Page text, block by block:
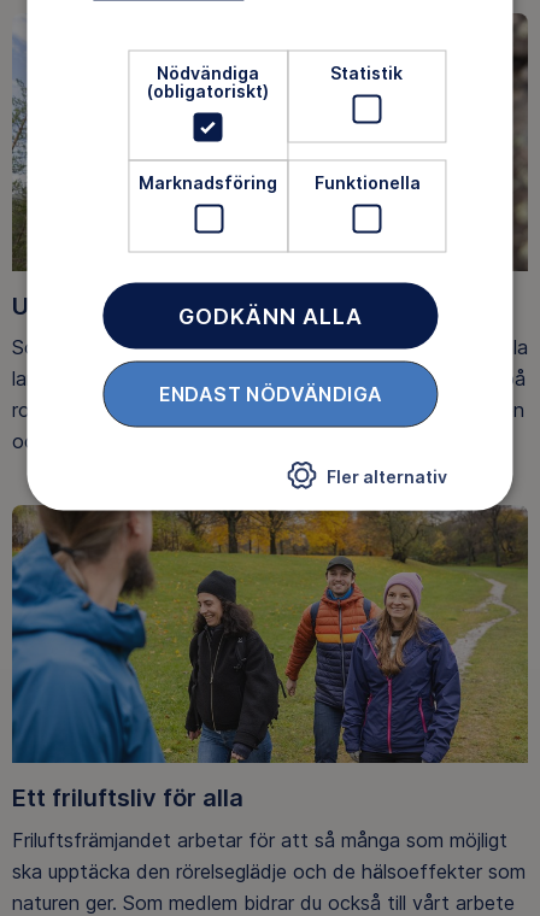
Upptäck nya äventyr
Som medlem har du tillgång till alla våra äventyr, över hela
landet. Våra ideella ledare guidar barn, unga och vuxna på
roliga och trygga äventyr i skogen, på vattnet, snön, isen
och på fjället.
Ett friluftsliv för alla
Friluftsfrämjandet arbetar för att så många som möjligt
ska upptäcka den rörelseglädje och de hälsoeffekter som
naturen ger. Som medlem bidrar du också till vårt arbete
Nödvändiga
(obligatoriskt)
Statistik
Marknadsföring Funktionella
GODKÄNN ALLA
ENDAST NÖDVÄNDIGA
Fler alternativ